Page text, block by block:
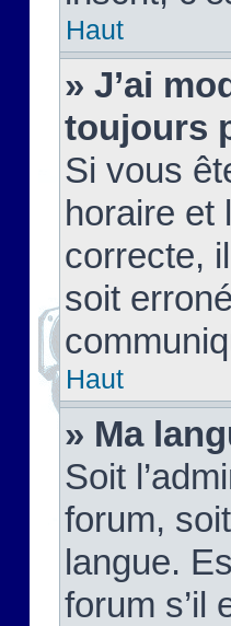
Haut
» J’ai
toujours
Si vous
horaire et
correcte,
soit
Haut
» Ma
Soit
forum,
langue.
forum s’il